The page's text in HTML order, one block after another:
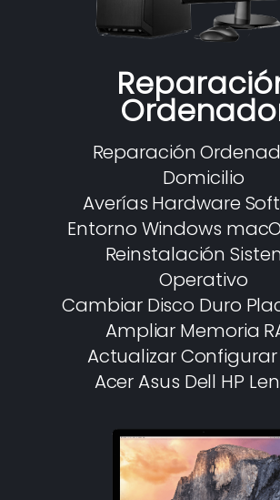
Reparación
Domicilio
Averías Hardware
Entorno Windows
Reinstalación
Operativo
Cambiar Disco Duro
Ampliar Memoria
Actualizar Configurar
Acer Asus Dell HP